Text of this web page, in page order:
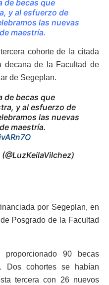
de becas que
y al esfuerzo de
las nuevas
maestría.
cohorte de la citada
decana de la Facultad de
de Segeplan.
de becas que
y al esfuerzo de
las nuevas
maestría.
por Segeplan, en
Posgrado de la Facultad
90 becas
Dos cohortes se habían
tercera con 26 nuevos